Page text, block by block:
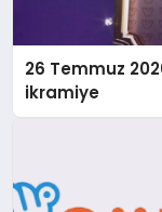
26 Temmuz
ikramiye